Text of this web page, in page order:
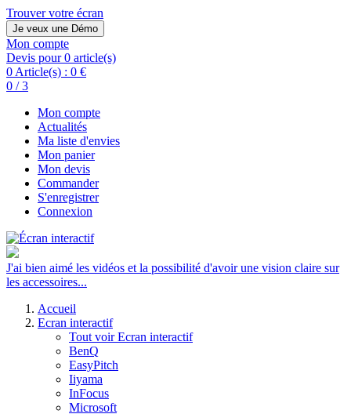
Trouver votre écran
Je veux une Démo
Mon compte
Devis pour 0 article(s)
0 Article(s) : 0 €
0 / 3
Mon compte
Actualités
Ma liste d'envies
Mon panier
Mon devis
Commander
S'enregistrer
Connexion
J'ai bien aimé les vidéos et la possibilité d'avoir une vision claire sur
les accessoires...
Accueil
Ecran interactif
Tout voir Ecran interactif
BenQ
EasyPitch
Iiyama
InFocus
Microsoft